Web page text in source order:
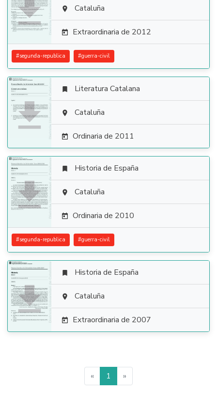
  Cataluña
 Extraordinaria de 2012
#segunda-republica #guerra-civil

 Literatura Catalana
 Cataluña
 Ordinaria de 2011

 Historia de España
 Cataluña
 Ordinaria de 2010
#segunda-republica #guerra-civil

 Historia de España
 Cataluña
 Extraordinaria de 2007
« 1 »